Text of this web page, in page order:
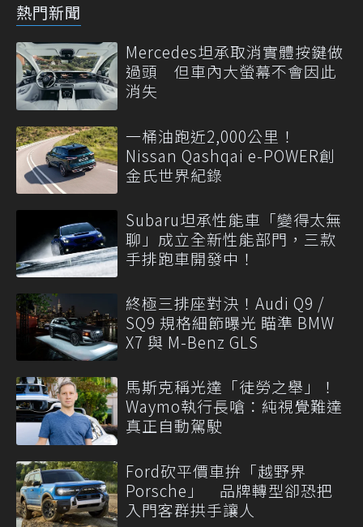
熱門新聞
Mercedes坦承取消實體按鍵做
過頭 但車內大螢幕不會因此
消失
一桶油跑近2,000公里！
Nissan Qashqai e-POWER創
金氏世界紀錄
Subaru坦承性能車「變得太無
聊」成立全新性能部門，三款
手排跑車開發中！
終極三排座對決！Audi Q9 /
SQ9 規格細節曝光 瞄準 BMW
X7 與 M-Benz GLS
馬斯克稱光達「徒勞之舉」！
Waymo執行長嗆：純視覺難達
真正自動駕駛
Ford砍平價車拚「越野界
Porsche」 品牌轉型卻恐把
入門客群拱手讓人